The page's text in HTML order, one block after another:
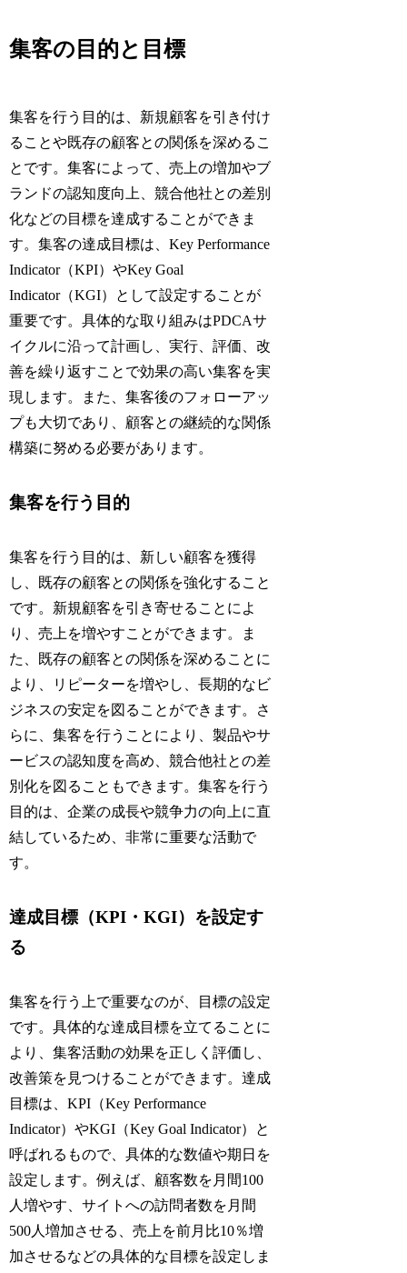
集客の目的と目標
集客を行う目的は、新規顧客を引き付け
ることや既存の顧客との関係を深めるこ
とです。集客によって、売上の増加やブ
ランドの認知度向上、競合他社との差別
化などの目標を達成することができま
す。集客の達成目標は、Key Performance
Indicator（KPI）やKey Goal
Indicator（KGI）として設定することが
重要です。具体的な取り組みはPDCAサ
イクルに沿って計画し、実行、評価、改
善を繰り返すことで効果の高い集客を実
現します。また、集客後のフォローアッ
プも大切であり、顧客との継続的な関係
構築に努める必要があります。
集客を行う目的
集客を行う目的は、新しい顧客を獲得
し、既存の顧客との関係を強化すること
です。新規顧客を引き寄せることによ
り、売上を増やすことができます。ま
た、既存の顧客との関係を深めることに
より、リピーターを増やし、長期的なビ
ジネスの安定を図ることができます。さ
らに、集客を行うことにより、製品やサ
ービスの認知度を高め、競合他社との差
別化を図ることもできます。集客を行う
目的は、企業の成長や競争力の向上に直
結しているため、非常に重要な活動で
す。
達成目標（KPI・KGI）を設定す
る
集客を行う上で重要なのが、目標の設定
です。具体的な達成目標を立てることに
より、集客活動の効果を正しく評価し、
改善策を見つけることができます。達成
目標は、KPI（Key Performance
Indicator）やKGI（Key Goal Indicator）と
呼ばれるもので、具体的な数値や期日を
設定します。例えば、顧客数を月間100
人増やす、サイトへの訪問者数を月間
500人増加させる、売上を前月比10％増
加させるなどの具体的な目標を設定しま